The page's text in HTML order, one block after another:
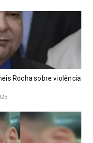
Rocha sobre violência